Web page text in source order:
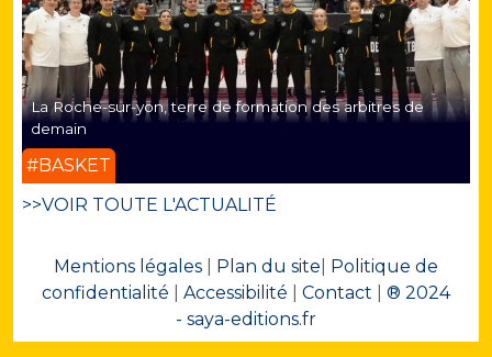
La Roche-sur-yon, terre de formation des arbitres de
demain
#BASKET
>>VOIR TOUTE L'ACTUALITÉ
Mentions légales Plan du site
Politique de
confidentialité
Accessibilité Contact
® 2024
- saya-editions.fr